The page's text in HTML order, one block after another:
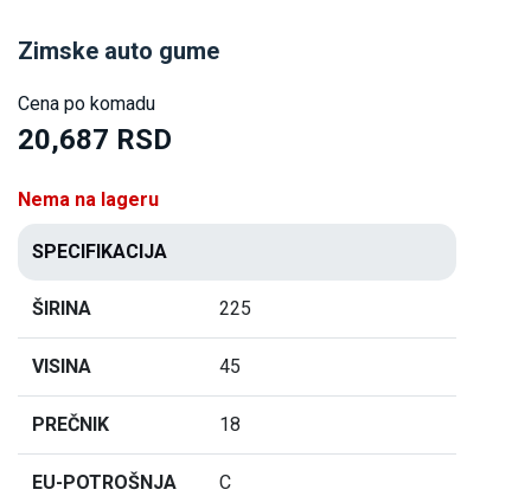
Zimske auto gume
Cena po komadu
20,687 RSD
Nema na lageru
SPECIFIKACIJA
ŠIRINA 225
VISINA 45
PREČNIK 18
EU-POTROŠNJA C